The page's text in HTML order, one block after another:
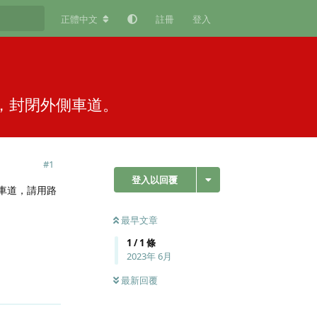
正體中文 註冊 登入
閉外側車道。
登入以回覆
最早文章
1 /1 條
2023年 6月
最新回覆
#1
道，請用路